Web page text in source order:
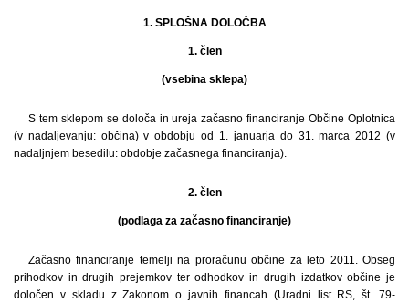
1. SPLOŠNA DOLOČBA
1. člen
(vsebina sklepa)
S tem sklepom se določa in ureja začasno financiranje Občine Oplotnica
(v nadaljevanju: občina) v obdobju od 1. januarja do 31. marca 2012 (v
nadaljnjem besedilu: obdobje začasnega financiranja).
2. člen
(podlaga za začasno financiranje)
Začasno financiranje temelji na proračunu občine za leto 2011. Obseg
prihodkov in drugih prejemkov ter odhodkov in drugih izdatkov občine je
določen v skladu z Zakonom o javnih financah (Uradni list RS, št. 79-